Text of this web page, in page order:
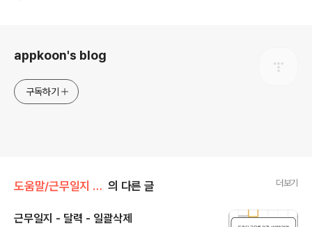
appkoon's blog
구독하기
도움말/근무일지 (안드로이드) 의 다른 글 더보기
근무일지 - 달력 - 일괄삭제